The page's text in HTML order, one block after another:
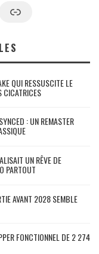
Google News
QUI RESSUSCITE LE
CICATRICES
: UN REMASTER
UN RÊVE DE
PARTOUT
AVANT 2028 SEMBLE
FONCTIONNEL DE 2 274